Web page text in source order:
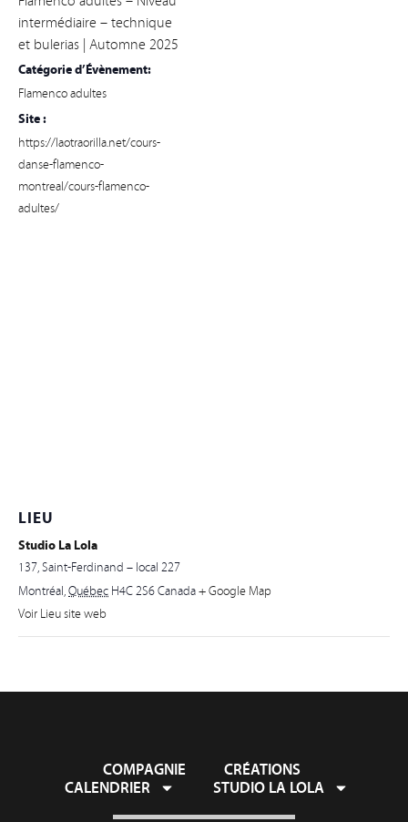
intermédiaire – technique
et bulerias | Automne 2025
Catégorie d’Évènement:
Flamenco adultes
Site :
https://laotraorilla.net/cours-
danse-flamenco-
montreal/cours-flamenco-
adultes/
LIEU
Studio La Lola
137, Saint-Ferdinand – local 227
Montréal,Québec H4C 2S6Canada+ Google Map
Voir Lieu site web
COMPAGNIE
CRÉATIONS
CALENDRIER
STUDIO LA LOLA